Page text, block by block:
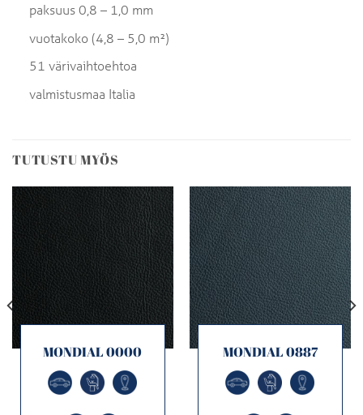
paksuus 0,8 – 1,0 mm
vuotakoko (4,8 – 5,0 m²)
51 värivaihtoehtoa
valmistusmaa Italia
TUTUSTU MYÖS
MONDIAL 0000 MONDIAL 0887